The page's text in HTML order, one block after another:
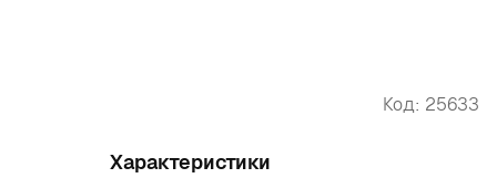
Код: 25633
Характеристики